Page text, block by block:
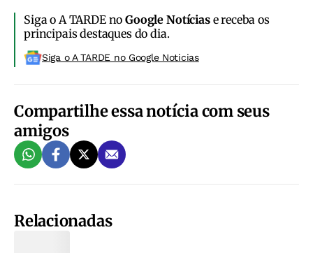
Siga o A TARDE noGoogle Notíciase receba os
principais destaques do dia.
Siga o A TARDE no Google Noticias
Compartilhe essa notícia com seus
amigos
Relacionadas